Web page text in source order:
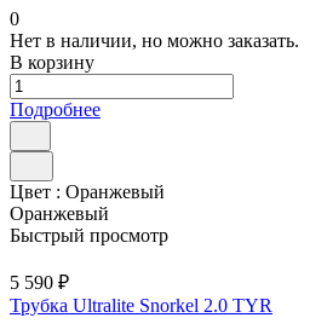
0
Нет в наличии, но можно заказать.
В корзину
Подробнее
Цвет : Оранжевый
Оранжевый
Быстрый просмотр
5 590 ₽
Трубка Ultralite Snorkel 2.0 TYR